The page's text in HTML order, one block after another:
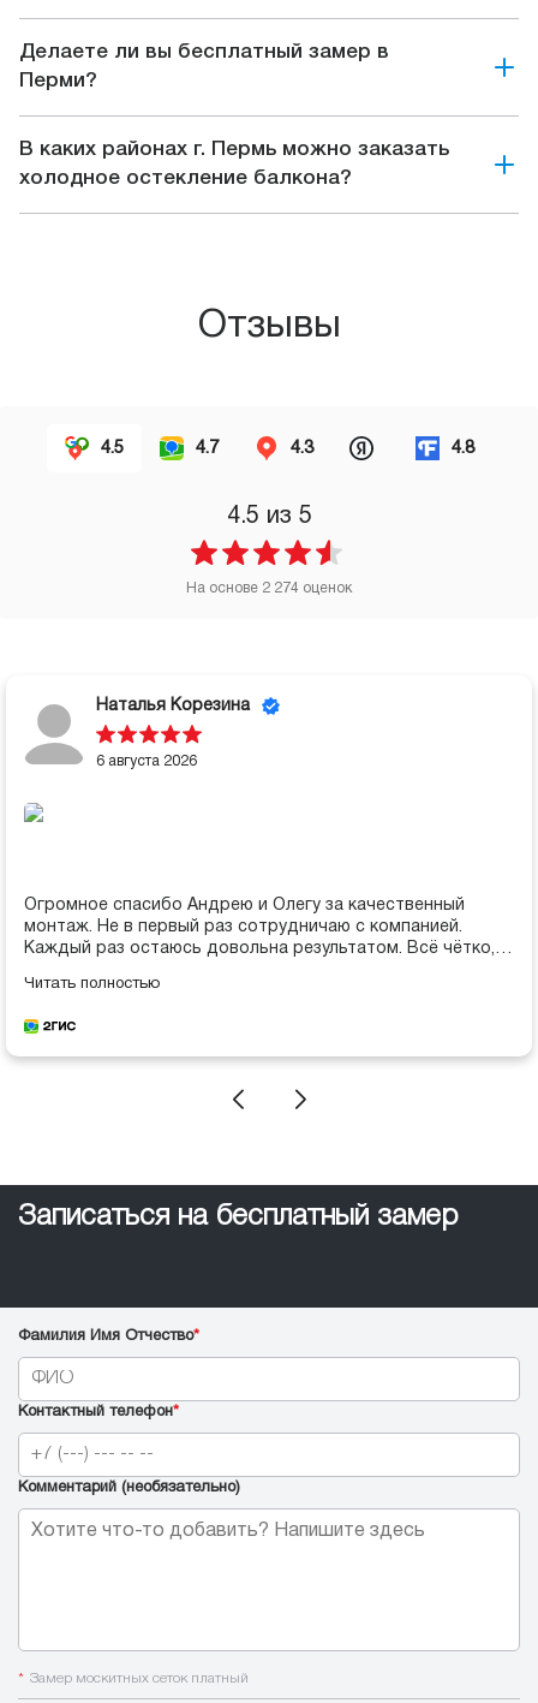
Делаете ли вы бесплатный замер в
Перми?
В каких районах г. Пермь можно заказать
холодное остекление балкона?
Отзывы
4.5 4.7 4.3 4.8
4.5 из 5
На основе 2 274 оценок
Наталья Корезина
6 августа 2026
Огромное спасибо Андрею и Олегу за качественный
монтаж. Не в первый раз сотрудничаю с компанией.
Каждый раз остаюсь довольна результатом. Всё чётко,
Читать полностью
Записаться на бесплатный замер
Фамилия Имя Отчество*
Контактный телефон*
Комментарий (необязательно)
* Замер москитных сеток платный